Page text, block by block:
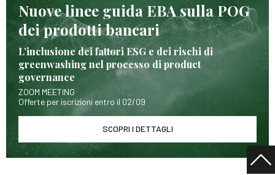
Nuove linee guida EBA sulla POG
dei prodotti bancari
L’inclusione dei fattori ESG e dei rischi di
greenwashing nel processo di product
governance
ZOOM MEETING
Offerte per iscrizioni entro il 02/09
SCOPRI I DETTAGLI